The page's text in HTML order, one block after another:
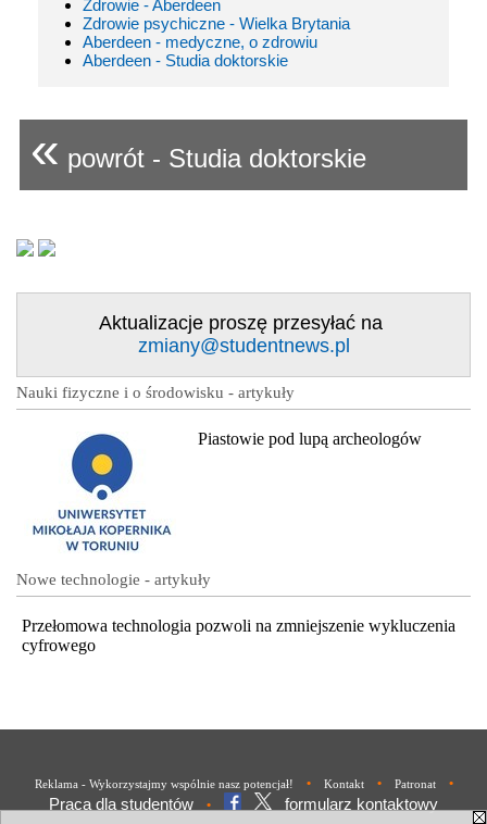
Zdrowie - Aberdeen
Zdrowie psychiczne - Wielka Brytania
Aberdeen - medyczne, o zdrowiu
Aberdeen - Studia doktorskie
« powrót - Studia doktorskie
Aktualizacje proszę przesyłać na
zmiany@studentnews.pl
Nauki fizyczne i o środowisku - artykuły
Piastowie pod lupą archeologów
Nowe technologie - artykuły
Przełomowa technologia pozwoli na zmniejszenie wykluczenia
cyfrowego
Reklama - Wykorzystajmy wspólnie nasz potencjał! • Kontakt • Patronat •
Praca dla studentów • formularz kontaktowy